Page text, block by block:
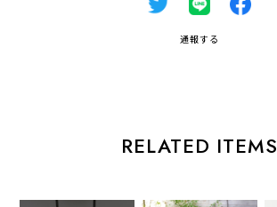
通報する
RELATED ITEMS